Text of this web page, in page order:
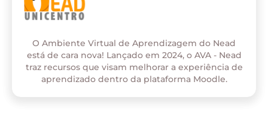
O Ambiente Virtual de Aprendizagem do Nead
está de cara nova! Lançado em 2024, o AVA - Nead
traz recursos que visam melhorar a experiência de
aprendizado dentro da plataforma Moodle.